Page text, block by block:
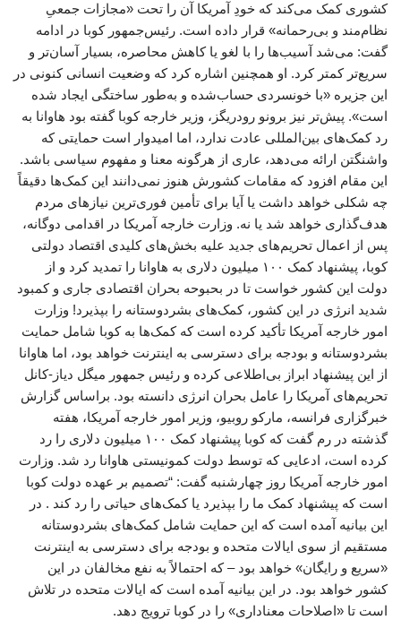
کشوری کمک می‌کند که خودِ آمریکا آن را تحت «مجازات جمعیِ
نظام‌مند و بی‌رحمانه» قرار داده است. رئیس‌جمهور کوبا در ادامه
گفت: می‌شد آسیب‌ها را با لغو یا کاهش محاصره، بسیار آسان‌تر و
سریع‌تر کمتر کرد. او همچنین اشاره کرد که وضعیت انسانی کنونی در
این جزیره «با خونسردی حساب‌شده و به‌طور ساختگی ایجاد شده
است». پیش‌تر نیز برونو رودریگز، وزیر خارجه کوبا گفته بود هاوانا به
رد کمک‌های بین‌المللی عادت ندارد، اما امیدوار است حمایتی که
واشنگتن ارائه می‌دهد، عاری از هرگونه معنا و مفهوم سیاسی باشد.
این مقام افزود که مقامات کشورش هنوز نمی‌دانند این کمک‌ها دقیقاً
چه شکلی خواهد داشت یا آیا برای تأمین فوری‌ترین نیازهای مردم
هدف‌گذاری خواهد شد یا نه. وزارت خارجه آمریکا در اقدامی دوگانه،
پس از اعمال تحریم‌های جدید علیه بخش‌های کلیدی اقتصاد دولتی
کوبا، پیشنهاد کمک ۱۰۰ میلیون دلاری به هاوانا را تمدید کرد و از
دولت این کشور خواست تا در بحبوحه بحران اقتصادی جاری و کمبود
شدید انرژی در این کشور، کمک‌های بشردوستانه را بپذیرد! وزارت
امور خارجه آمریکا تأکید کرده است که کمک‌ها به کوبا شامل حمایت
بشردوستانه و بودجه برای دسترسی به اینترنت خواهد بود، اما هاوانا
از این پیشنهاد ابراز بی‌اطلاعی کرده و رئیس جمهور میگل دیاز-کانل
تحریم‌های آمریکا را عامل بحران انرژی دانسته بود. براساس گزارش
خبرگزاری فرانسه، مارکو روبیو، وزیر امور خارجه آمریکا، هفته
گذشته در رم گفت که کوبا پیشنهاد کمک ۱۰۰ میلیون دلاری را رد
کرده است، ادعایی که توسط دولت کمونیستی هاوانا رد شد. وزارت
امور خارجه آمریکا روز چهارشنبه گفت: “تصمیم بر عهده دولت کوبا
است که پیشنهاد کمک ما را بپذیرد یا کمک‌های حیاتی را رد کند . در
این بیانیه آمده است که این حمایت شامل کمک‌های بشردوستانه
مستقیم از سوی ایالات متحده و بودجه برای دسترسی به اینترنت
«سریع و رایگان» خواهد بود – که احتمالاً به نفع مخالفان در این
کشور خواهد بود. در این بیانیه آمده است که ایالات متحده در تلاش
است تا «اصلاحات معناداری» را در کوبا ترویج دهد.